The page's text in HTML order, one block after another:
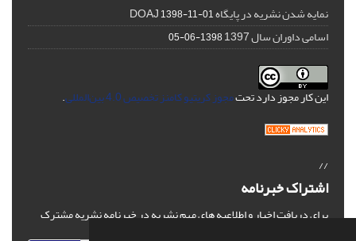
نمایه شدن نشریه در پایگاه DOAJ1398-11-01
اسامی داوران سال 1397 1398-06-05
این کار مجوز دارد تحتمجوز کریتیو کامنز تخصیص 4.0 بین‌المللی .
//
اشتراک خبرنامه
برای دریافت اخبار و اطلاعیه های مهم نشریه در خبرنامه نشریه مشترک